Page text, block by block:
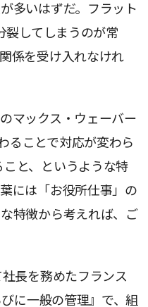
多いはずだ。フラット
裂してしまうのが常
係を受け入れなけれ
マックス・ウェーバー
ことで対応が変わら
と、というような特
には「お役所仕事」の
特徴から考えれば、ご
長を務めたフランス
に一般の管理』で、組